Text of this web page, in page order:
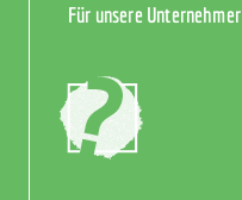
Für unsere Unternehmer